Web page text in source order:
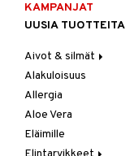
KAMPANJAT
UUSIA TUOTTEITA
Aivot & silmät
Muisti
Rasvahapot
Silmät
Alakuloisuus
Allergia
Aloe Vera
Eläimille